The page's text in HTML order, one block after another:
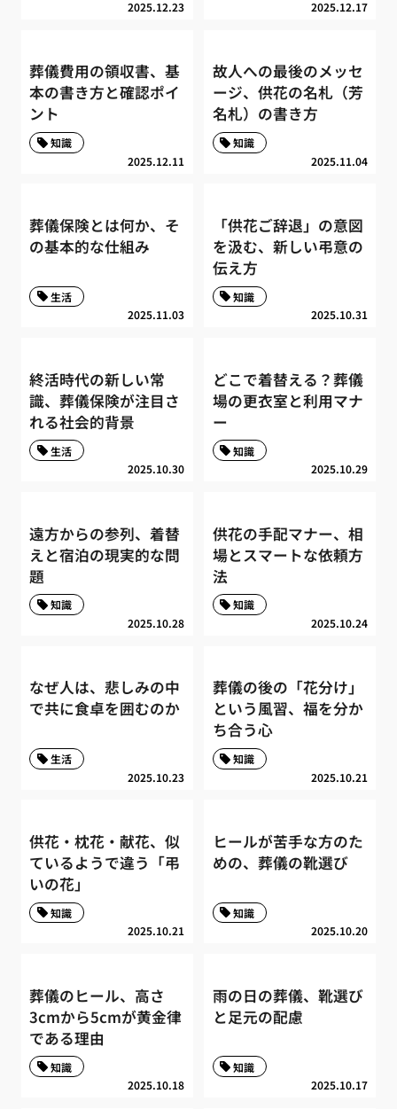
2025.12.23 2025.12.17
葬儀費用の領収書、基
本の書き方と確認ポイ
ント
2025.12.11
知識
故人への最後のメッセ
ージ、供花の名札（芳
名札）の書き方
2025.11.04
知識
葬儀保険とは何か、そ
の基本的な仕組み
2025.11.03
生活
「供花ご辞退」の意図
を汲む、新しい弔意の
伝え方
2025.10.31
知識
終活時代の新しい常
識、葬儀保険が注目さ
れる社会的背景
2025.10.30
生活
どこで着替える？葬儀
場の更衣室と利用マナ
ー
2025.10.29
知識
遠方からの参列、着替
えと宿泊の現実的な問
題
2025.10.28
知識
供花の手配マナー、相
場とスマートな依頼方
法
2025.10.24
知識
なぜ人は、悲しみの中
で共に食卓を囲むのか
2025.10.23
生活
葬儀の後の「花分け」
という風習、福を分か
ち合う心
2025.10.21
知識
供花・枕花・献花、似
ているようで違う「弔
いの花」
2025.10.21
知識
ヒールが苦手な方のた
めの、葬儀の靴選び
2025.10.20
知識
葬儀のヒール、高さ
3cmから5cmが黄金律
である理由
2025.10.18
知識
雨の日の葬儀、靴選び
と足元の配慮
2025.10.17
知識